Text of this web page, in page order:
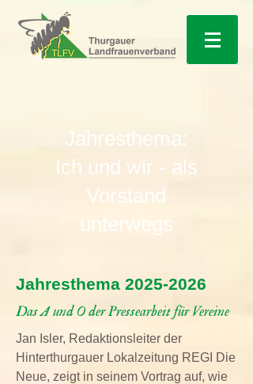
Jahresthema:
Ich und wir - als
Vorstand
unterwegs
Jahresthema 2025-2026
Das A und O der Pressearbeit für Vereine
Jan Isler, Redaktionsleiter der
Hinterthurgauer Lokalzeitung REGI Die
Neue, zeigt in seinem Vortrag auf, wie